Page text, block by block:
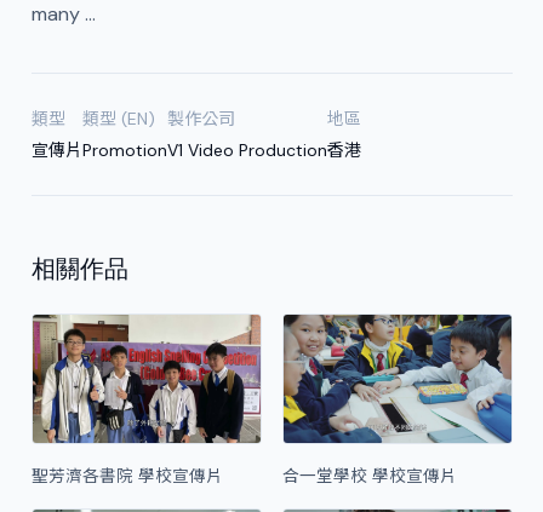
many …
類型
宣傳片
類型 (EN)
Promotion
製作公司
V1 Video Production
地區
香港
相關作品
聖芳濟各書院 學校宣傳片 合一堂學校 學校宣傳片